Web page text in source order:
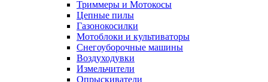
Триммеры и Мотокосы
Цепные пилы
Газонокосилки
Мотоблоки и культиваторы
Снегоуборочные машины
Воздуходувки
Измельчители
Опрыскиватели